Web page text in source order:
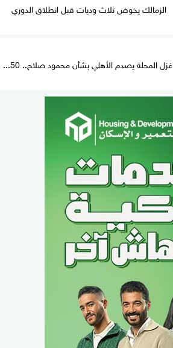
الزمالك يخوض ثلاث وديات قبل انطلاق الدوري
غزل المحلة يصدم الأهلي بشأن محمود صلاح.. 50...